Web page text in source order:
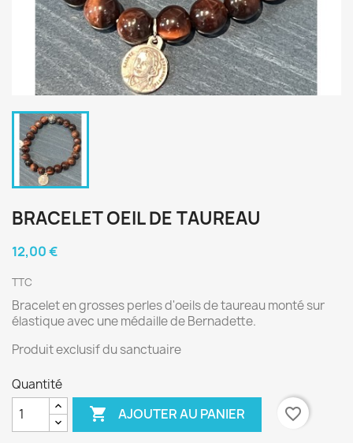
BRACELET OEIL DE TAUREAU
12,00 €
TTC
Bracelet en grosses perles d'oeils de taureau monté sur
élastique avec une médaille de Bernadette.
Produit exclusif du sanctuaire
Quantité
 AJOUTER AU PANIER favorite_border